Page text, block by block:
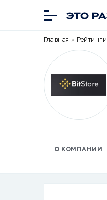
Главная » Рейтинги
О КОМПАНИИ